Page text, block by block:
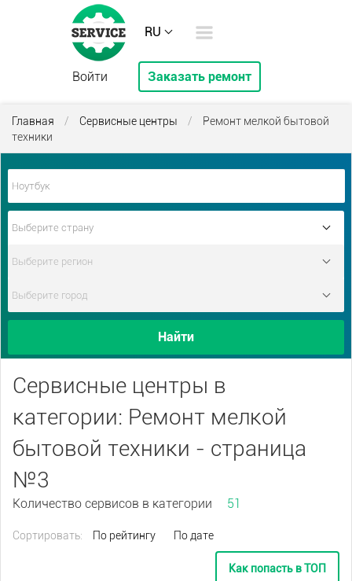
RU
Войти Заказать ремонт
Главная / Сервисные центры /
Ремонт мелкой бытовой
техники
Найти
Сервисные центры в
категории: Ремонт мелкой
бытовой техники - страница
№3
Количество сервисов в категории 51
Сортировать: По рейтингу По дате
Как попасть в ТОП